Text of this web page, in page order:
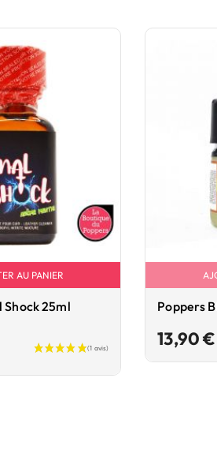
AU PANIER
Shock 25ml
Poppers
13,90 €